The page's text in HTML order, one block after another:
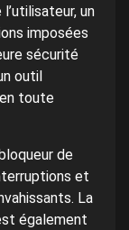
un
imposées
sécurité
outil
toute
de
et
La
également